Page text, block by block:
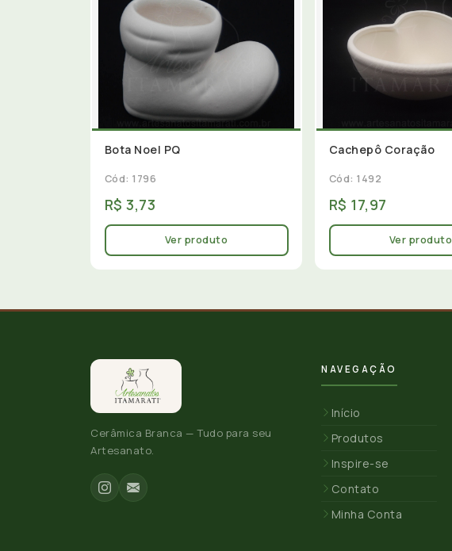
Bota Noel PQ
Cód: 1796
R$ 3,73
Ver produto
Cachepô Coração
Cód: 1492
R$ 17,97
Ver produto
Cerâmica Branca — Tudo para seu
Artesanato.
NAVEGAÇÃO
Início
Produtos
Inspire-se
Contato
Minha Conta